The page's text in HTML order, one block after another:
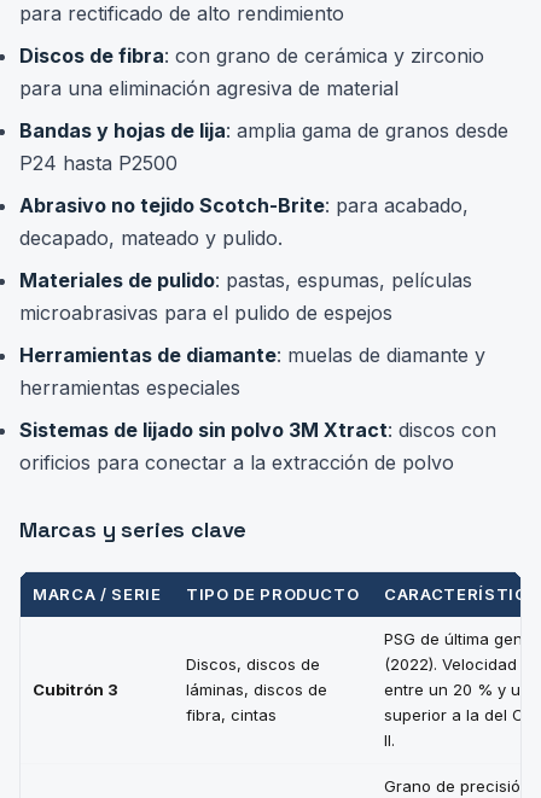
para rectificado de alto rendimiento
Discos de fibra: con grano de cerámica y zirconio
para una eliminación agresiva de material
Bandas y hojas de lija: amplia gama de granos desde
P24 hasta P2500
Abrasivo no tejido Scotch-Brite: para acabado,
decapado, mateado y pulido.
Materiales de pulido: pastas, espumas, películas
microabrasivas para el pulido de espejos
Herramientas de diamante: muelas de diamante y
herramientas especiales
Sistemas de lijado sin polvo 3M Xtract: discos con
orificios para conectar a la extracción de polvo
Marcas y series clave
MARCA / SERIE TIPO DE PRODUCTO CARACTERÍSTICA
Cubitrón 3
Discos, discos de
láminas, discos de
fibra, cintas
PSG de última
(2022). Velocidad
entre un 20 % y un
superior a la del
II.
Grano de precisión